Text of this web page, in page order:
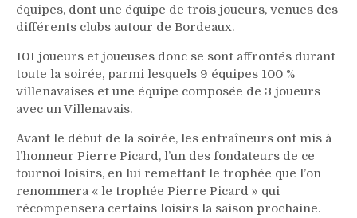
équipes, dont une équipe de trois joueurs, venues des
différents clubs autour de Bordeaux.
101 joueurs et joueuses donc se sont affrontés durant
toute la soirée, parmi lesquels 9 équipes 100 %
villenavaises et une équipe composée de 3 joueurs
avec un Villenavais.
Avant le début de la soirée, les entraîneurs ont mis à
l’honneur Pierre Picard, l’un des fondateurs de ce
tournoi loisirs, en lui remettant le trophée que l’on
renommera « le trophée Pierre Picard » qui
récompensera certains loisirs la saison prochaine.